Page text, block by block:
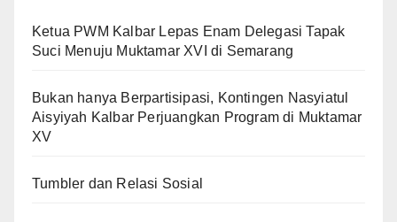
Ketua PWM Kalbar Lepas Enam Delegasi Tapak
Suci Menuju Muktamar XVI di Semarang
Bukan hanya Berpartisipasi, Kontingen Nasyiatul
Aisyiyah Kalbar Perjuangkan Program di Muktamar
XV
Tumbler dan Relasi Sosial